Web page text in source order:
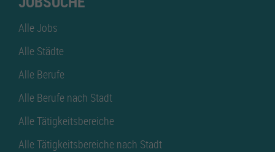
Alle Jobs
Alle Städte
Alle Berufe
Alle Berufe nach Stadt
Alle Tätigkeitsbereiche
Alle Tätigkeitsbereiche nach Stadt